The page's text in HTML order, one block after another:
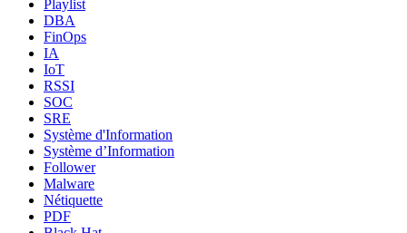
Playlist
DBA
FinOps
IA
IoT
RSSI
SOC
SRE
Système d'Information
Système d’Information
Follower
Malware
Nétiquette
PDF